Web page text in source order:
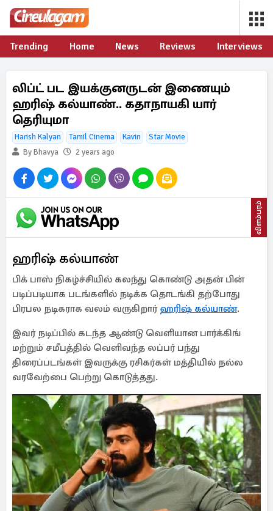
Trending Home News Reviews Interviews
லிப்ட் பட இயக்குனருடன் இணையும்
ஹரிஷ் கல்யாண்.. கதாநாயகி யார்
தெரியுமா
Harish Kalyan Tamil Cinema Kavin
Star Movie
By Bhavya
2 years ago
விளம்பரம்
ஹரிஷ் கல்யாண்
பிக் பாஸ் நிகழ்ச்சியில் கலந்து கொண்டு அதன் பின்
படிப்படியாக படங்களில் நடிக்க தொடங்கி தற்போது
பிரபல நடிகராக வலம் வருகிறார் ஹரிஷ் கல்யாண்.
இவர் நடிப்பில் கடந்த ஆண்டு வெளியான பார்க்கிங்
மற்றும் சமீபத்தில் வெளிவந்த லப்பர் பந்து
திரைப்படங்கள் இவருக்கு ரசிகர்கள் மத்தியில் நல்ல
வரவேற்பை பெற்று கொடுத்தது.